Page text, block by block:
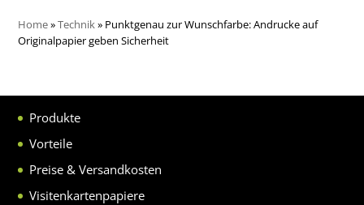
Home»Technik» Punktgenau zur Wunschfarbe: Andrucke auf
Originalpapier geben Sicherheit
Produkte
Vorteile
Preise & Versandkosten
Visitenkartenpapiere